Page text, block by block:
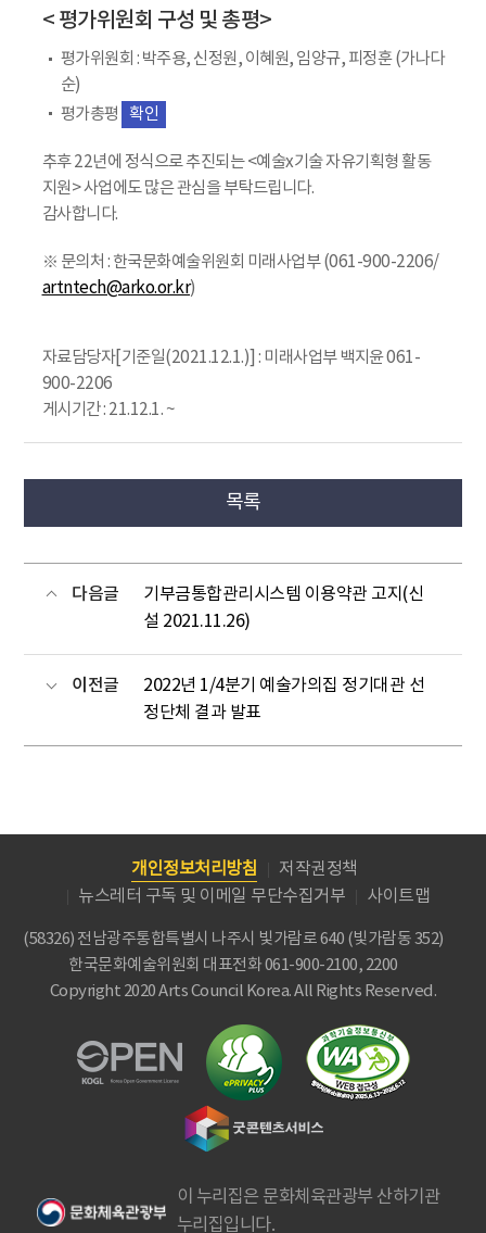
< 평가위원회 구성 및 총평>
평가위원회 : 박주용, 신정원, 이혜원, 임양규, 피정훈 (가나다
순)
평가총평
확인
추후 22년에 정식으로 추진되는 <예술x기술 자유기획형 활동
지원> 사업에도 많은 관심을 부탁드립니다.
감사합니다.
※ 문의처 : 한국문화예술위원회 미래사업부 (061-900-2206/
artntech@arko.or.kr)
자료담당자[기준일(2021.12.1.)] : 미래사업부 백지윤 061-
900-2206
게시기간 : 21.12.1. ~
목록
다음글
기부금통합관리시스템 이용약관 고지(신
설 2021.11.26)
이전글
2022년 1/4분기 예술가의집 정기대관 선
정단체 결과 발표
개인정보처리방침
저작권정책
뉴스레터 구독 및 이메일 무단수집거부
사이트맵
(58326) 전남광주통합특별시 나주시 빛가람로 640 (빛가람동 352)
한국문화예술위원회 대표전화 061-900-2100, 2200
Copyright 2020 Arts Council Korea. All Rights Reserved.
이 누리집은 문화체육관광부 산하기관
누리집입니다.